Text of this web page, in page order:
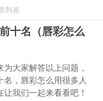
列表
十名（唇彩怎么
大家解答以上问题，
名，唇彩怎么用很多人
我们一起来看看吧！